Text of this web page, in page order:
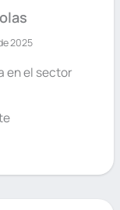
2025
en el sector